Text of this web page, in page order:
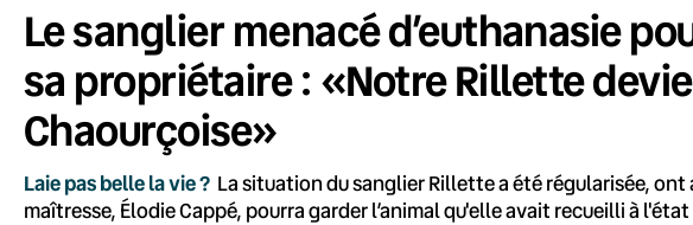
Le sanglier menacé d’euthanasie
sa propriétaire : «Notre Rillette
Chaourçoise»
Laie pas belle la vie ? La situation du sanglier Rillette a été régularisée,
maîtresse, Élodie Cappé, pourra garder l’animal qu'elle avait recueilli à